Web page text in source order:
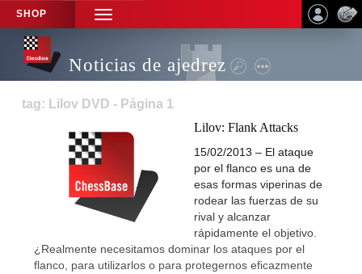
SHOP
TOGGLE
NAVIGATION
Noticias de ajedrez
tag: Lilov DVD - Página 1
Lilov: Flank Attacks
15/02/2013 – El ataque
por el flanco es una de
esas formas viperinas de
rodear las fuerzas de su
rival y alcanzar
rápidamente el objetivo.
¿Realmente necesitamos dominar los ataques por el
flanco, para utilizarlos o para protegernos eficazmente